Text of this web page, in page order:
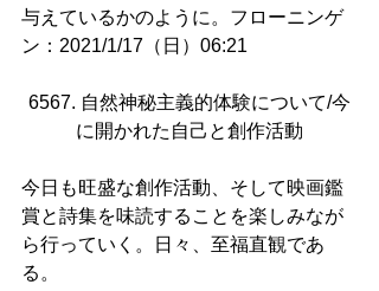
与えているかのように。フローニンゲ
ン：2021/1/17（日）06:21
6567. 自然神秘主義的体験について/今
に開かれた自己と創作活動
今日も旺盛な創作活動、そして映画鑑
賞と詩集を味読することを楽しみなが
ら行っていく。日々、至福直観であ
る。